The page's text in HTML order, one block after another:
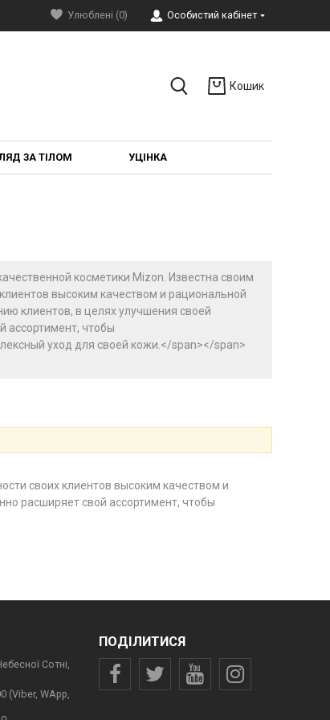
Улюблені (0) Особистий кабінет
Кошик
ЗА ТІЛОМ УЦІНКА
косметики Mizon. Известна своим
высоким качеством и рациональной
клиентов, в целях улучшения своей
ассортимент, чтобы
уход для своей кожи.</span></span>
своих клиентов высоким качеством и
расширяет свой ассортимент, чтобы
Сотні,
(Viber, WApp,
ПОДІЛИТИСЯ